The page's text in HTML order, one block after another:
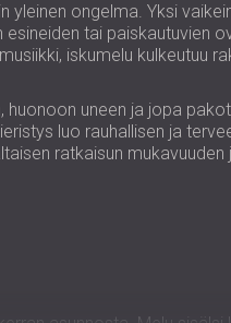
yleinen ongelma. Yksi
tai paiskautuvien
iskumelu kulkeutuu
huonoon uneen ja jopa
luo rauhallisen ja
ratkaisun mukavuuden